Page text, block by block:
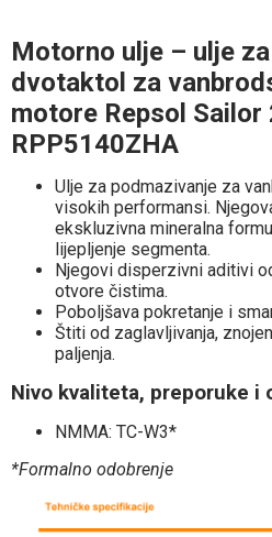
Motorno ulje – ulje
dvotaktol za
motore Repsol Sailor
RPP5140ZHA
Ulje za podmazivanje za
visokih performansi.
ekskluzivna mineralna
lijepljenje segmenta.
Njegovi disperzivni aditivi
otvore čistima.
Poboljšava pokretanje i
Štiti od zaglavljivanja,
paljenja.
Nivo kvaliteta, preporuke i
NMMA: TC-W3*
*Formalno odobrenje